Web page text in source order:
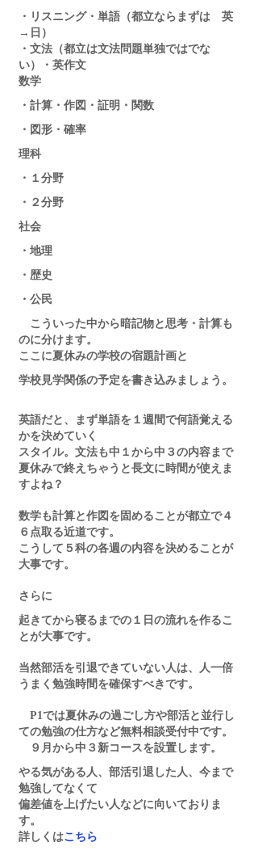
・リスニング・単語（都立ならまずは　英
→日）
・文法（都立は文法問題単独ではでな
い）・英作文
数学
・計算・作図・証明・関数
・図形・確率
理科
・１分野
・２分野
社会
・地理
・歴史
・公民
こういった中から暗記物と思考・計算も
のに分けます。
ここに夏休みの学校の宿題計画と
学校見学関係の予定を書き込みましょう。
英語だと、まず単語を１週間で何語覚える
かを決めていく
スタイル。文法も中１から中３の内容まで
夏休みで終えちゃうと長文に時間が使えま
すよね？
数学も計算と作図を固めることが都立で４
６点取る近道です。
こうして５科の各週の内容を決めることが
大事です。
さらに
起きてから寝るまでの１日の流れを作るこ
とが大事です。
当然部活を引退できていない人は、人一倍
うまく勉強時間を確保すべきです。
P1では夏休みの過ごし方や部活と並行し
ての勉強の仕方など無料相談受付中です。
９月から中３新コースを設置します。
やる気がある人、部活引退した人、今まで
勉強してなくて
偏差値を上げたい人などに向いておりま
す。
詳しくはこちら